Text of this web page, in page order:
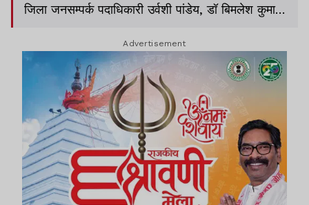
जिला जनसम्पर्क पदाधिकारी उर्वशी पांडेय, डॉ बिमलेश कुमार
Advertisement